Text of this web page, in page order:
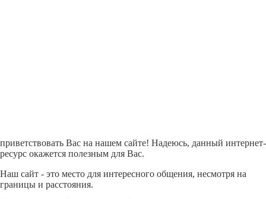
приветствовать Вас на нашем сайте! Надеюсь, данный интернет-
ресурс окажется полезным для Вас.
Наш сайт - это место для интересного общения, несмотря на
границы и расстояния.